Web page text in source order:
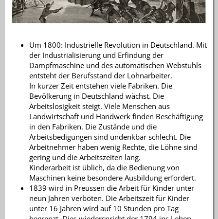
Um 1800: Industrielle Revolution in Deutschland. Mit
der Industrialisierung und Erfindung der
Dampfmaschine und des automatischen Webstuhls
entsteht der Berufsstand der Lohnarbeiter.
In kurzer Zeit entstehen viele Fabriken. Die
Bevölkerung in Deutschland wächst. Die
Arbeitslosigkeit steigt. Viele Menschen aus
Landwirtschaft und Handwerk finden Beschäftigung
in den Fabriken. Die Zustände und die
Arbeitsbedigungen sind undenkbar schlecht. Die
Arbeitnehmer haben wenig Rechte, die Löhne sind
gering und die Arbeitszeiten lang.
Kinderarbeit ist üblich, da die Bedienung von
Maschinen keine besondere Ausbildung erfordert.
1839 wird in Preussen die Arbeit für Kinder unter
neun Jahren verboten. Die Arbeitszeit für Kinder
unter 16 Jahren wird auf 10 Stunden pro Tag